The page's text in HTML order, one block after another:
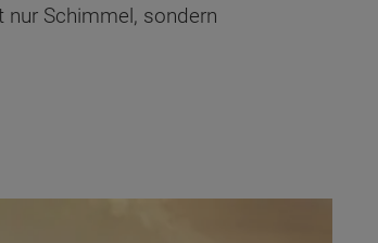
nur Schimmel, sondern